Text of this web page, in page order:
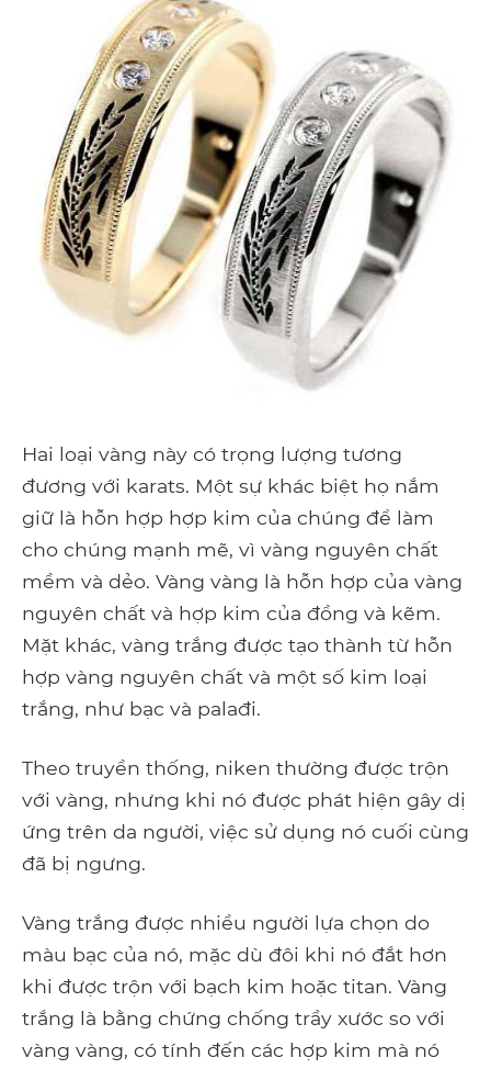
Hai loại vàng này có trọng lượng tương
đương với karats. Một sự khác biệt họ nắm
giữ là hỗn hợp hợp kim của chúng để làm
cho chúng mạnh mẽ, vì vàng nguyên chất
mềm và dẻo. Vàng vàng là hỗn hợp của vàng
nguyên chất và hợp kim của đồng và kẽm.
Mặt khác, vàng trắng được tạo thành từ hỗn
hợp vàng nguyên chất và một số kim loại
trắng, như bạc và palađi.
Theo truyền thống, niken thường được trộn
với vàng, nhưng khi nó được phát hiện gây dị
ứng trên da người, việc sử dụng nó cuối cùng
đã bị ngưng.
Vàng trắng được nhiều người lựa chọn do
màu bạc của nó, mặc dù đôi khi nó đắt hơn
khi được trộn với bạch kim hoặc titan. Vàng
trắng là bằng chứng chống trầy xước so với
vàng vàng, có tính đến các hợp kim mà nó